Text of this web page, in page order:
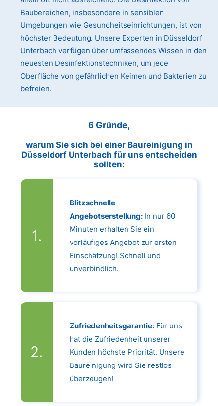
Baubereichen, insbesondere in sensiblen
Umgebungen wie Gesundheitseinrichtungen, ist von
höchster Bedeutung. Unsere Experten in Düsseldorf
Unterbach verfügen über umfassendes Wissen in den
neuesten Desinfektionstechniken, um jede
Oberfläche von gefährlichen Keimen und Bakterien zu
befreien.
6 Gründe,
warum Sie sich bei einer Baureinigung in
Düsseldorf Unterbach für uns entscheiden
sollten:
Blitzschnelle
Angebotserstellung:In nur 60
Minuten erhalten Sie ein
vorläufiges Angebot zur ersten
Einschätzung! Schnell und
unverbindlich.
Zufriedenheitsgarantie:Für uns
hat die Zufriedenheit unserer
Kunden höchste Priorität. Unsere
Baureinigung wird Sie restlos
überzeugen!